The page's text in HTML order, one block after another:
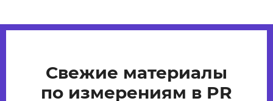
Свежие материалы
по измерениям в PR